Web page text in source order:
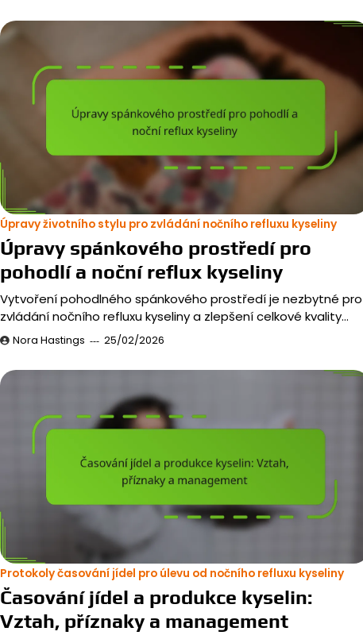
Úpravy životního stylu pro zvládání nočního refluxu kyseliny
Úpravy spánkového prostředí pro
pohodlí a noční reflux kyseliny
Vytvoření pohodlného spánkového prostředí je nezbytné pro
zvládání nočního refluxu kyseliny a zlepšení celkové kvality…
Nora Hastings 25/02/2026
Protokoly časování jídel pro úlevu od nočního refluxu kyseliny
Časování jídel a produkce kyselin:
Vztah, příznaky a management